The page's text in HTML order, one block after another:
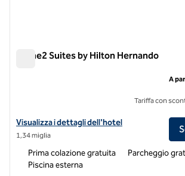
Home2 Suites by Hilton Hernando
Visualizza i dettagli dell'hotel Home2 Suites
Visualizza i dettagli dell'hotel
1,34 miglia
A
Tariffa con
Prima colazione gratuita
Parcheggio
Piscina esterna